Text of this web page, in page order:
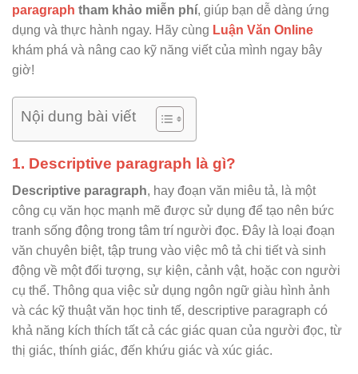
paragraph tham khảo miễn phí, giúp bạn dễ dàng ứng
dụng và thực hành ngay. Hãy cùng Luận Văn Online
khám phá và nâng cao kỹ năng viết của mình ngay bây
giờ!
Nội dung bài viết
1. Descriptive paragraph là gì?
Descriptive paragraph, hay đoạn văn miêu tả, là một
công cụ văn học mạnh mẽ được sử dụng để tạo nên bức
tranh sống động trong tâm trí người đọc. Đây là loại đoạn
văn chuyên biệt, tập trung vào việc mô tả chi tiết và sinh
động về một đối tượng, sự kiện, cảnh vật, hoặc con người
cụ thể. Thông qua việc sử dụng ngôn ngữ giàu hình ảnh
và các kỹ thuật văn học tinh tế, descriptive paragraph có
khả năng kích thích tất cả các giác quan của người đọc, từ
thị giác, thính giác, đến khứu giác và xúc giác.